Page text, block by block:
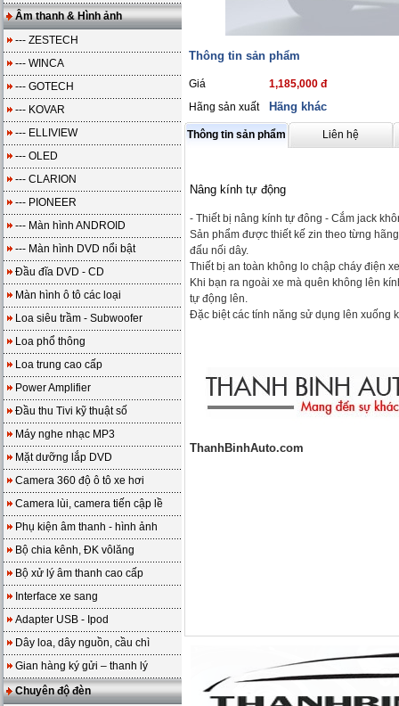
Âm thanh & Hình ảnh
--- ZESTECH
--- WINCA
--- GOTECH
--- KOVAR
--- ELLIVIEW
--- OLED
--- CLARION
--- PIONEER
--- Màn hình ANDROID
--- Màn hình DVD nổi bật
Đầu đĩa DVD - CD
Màn hình ô tô các loại
Loa siêu trầm - Subwoofer
Loa phổ thông
Loa trung cao cấp
Power Amplifier
Đầu thu Tivi kỹ thuật số
Máy nghe nhạc MP3
Mặt dưỡng lắp DVD
Camera 360 độ ô tô xe hơi
Camera lùi, camera tiến cập lề
Phụ kiện âm thanh - hình ảnh
Bộ chia kênh, ĐK vôlăng
Bộ xử lý âm thanh cao cấp
Interface xe sang
Adapter USB - Ipod
Dây loa, dây nguồn, cầu chì
Gian hàng ký gửi – thanh lý
Chuyên độ đèn
Thông tin sản phẩm
Giá
1,185,000 đ
Hãng sản xuất
Hãng khác
Thông tin sản phẩm Liên hệ
Nâng kính tự động
- Thiết bị nâng kính tự đông - Cắm jack
Sản phẩm được thiết kế zin theo từng
đấu nối dây.
Thiết bị an toàn không lo chập cháy điện
Khi bạn ra ngoài xe mà quên không lên
tự động lên.
Đặc biệt các tính năng sử dụng lên xuống
ThanhBinhAuto.com